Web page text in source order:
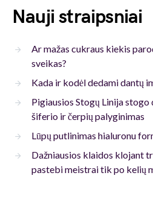
Nauji straipsniai
Ar mažas cukraus kiekis
sveikas?
Kada ir kodėl dedami dantų
Pigiausios Stogų Linija stogo
šiferio ir čerpių palyginimas
Lūpų putlinimas hialuronu
Dažniausios klaidos klojant
pastebi meistrai tik po kelių